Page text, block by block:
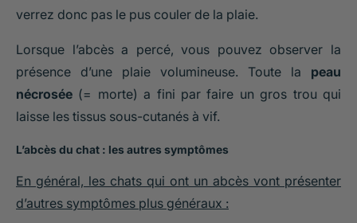
verrez donc pas le pus couler de la plaie.
Lorsque l’abcès a percé, vous pouvez observer la
présence d’une plaie volumineuse. Toute la peau
nécrosée (= morte) a fini par faire un gros trou qui
laisse les tissus sous-cutanés à vif.
L’abcès du chat : les autres symptômes
En général, les chats qui ont un abcès vont présenter
d’autres symptômes plus généraux :